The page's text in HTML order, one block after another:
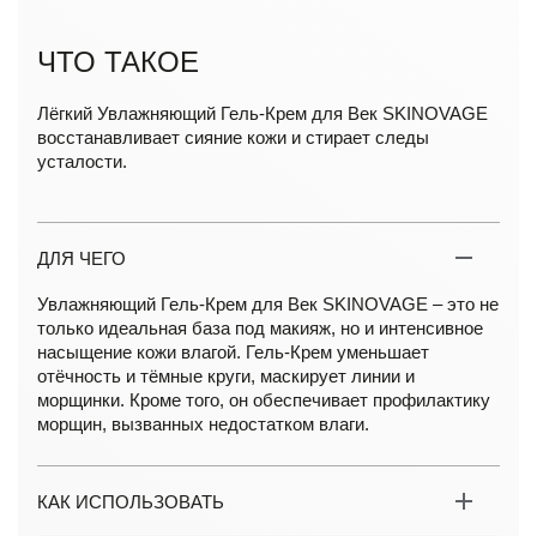
ЧТО ТАКОЕ
Лёгкий Увлажняющий Гель-Крем для Век SKINOVAGE
восстанавливает сияние кожи и стирает следы
усталости.
ДЛЯ ЧЕГО
Увлажняющий Гель-Крем для Век SKINOVAGE – это не
только идеальная база под макияж, но и интенсивное
насыщение кожи влагой. Гель-Крем уменьшает
отёчность и тёмные круги, маскирует линии и
морщинки. Кроме того, он обеспечивает профилактику
морщин, вызванных недостатком влаги.
КАК ИСПОЛЬЗОВАТЬ